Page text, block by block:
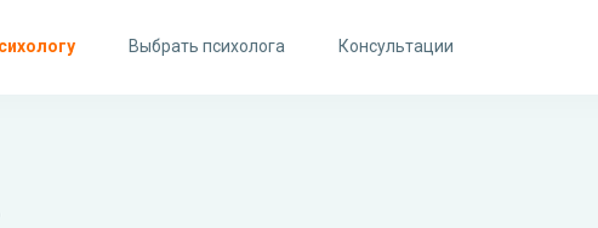
Выбрать психолога Консультации